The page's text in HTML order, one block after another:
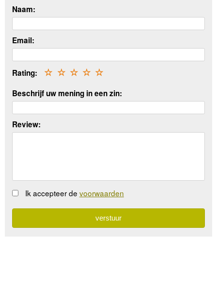
Naam:
Email:
Rating: ☆
☆
☆
☆
☆
Beschrijf uw mening in een zin:
Review:
Ik accepteer de voorwaarden